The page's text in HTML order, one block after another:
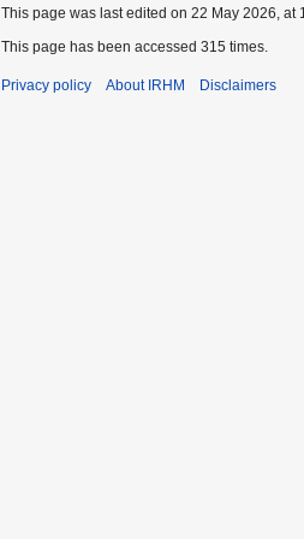
This page was last edited on 22 May 2026, at
This page has been accessed 315 times.
Privacy policy About IRHM Disclaimers